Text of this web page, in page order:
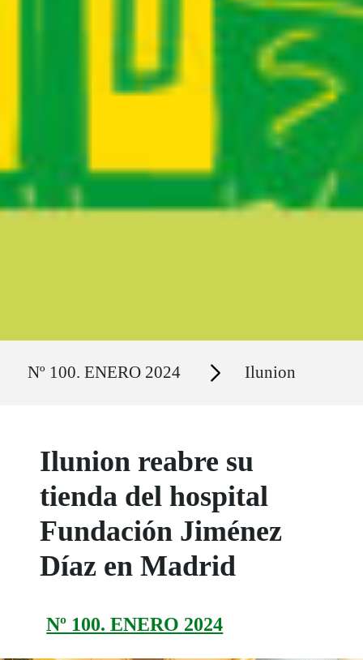
Nº 100. ENERO 2024 Secciones Ilunion
Ilunion reabre su
tienda del hospital
Fundación Jiménez
Díaz en Madrid
Nº 100. ENERO 2024